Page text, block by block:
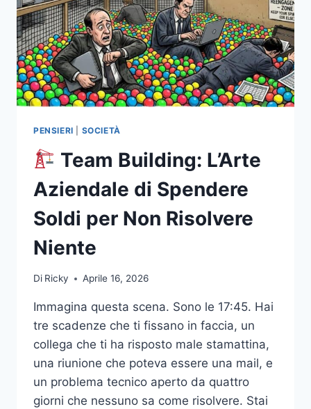
PENSIERI SOCIETÀ
Team Building: L’Arte
Aziendale di Spendere
Soldi per Non Risolvere
Niente
Di Ricky Aprile 16, 2026
Immagina questa scena. Sono le 17:45. Hai
tre scadenze che ti fissano in faccia, un
collega che ti ha risposto male stamattina,
una riunione che poteva essere una mail, e
un problema tecnico aperto da quattro
giorni che nessuno sa come risolvere. Stai